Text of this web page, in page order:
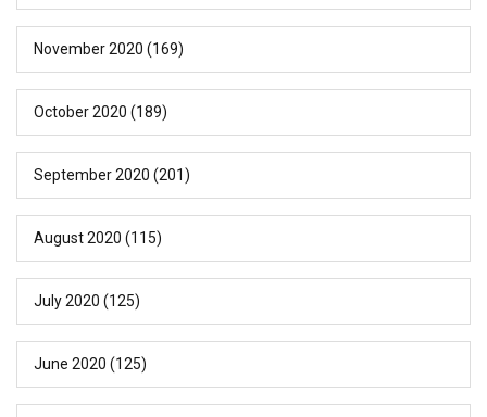
November 2020 (169)
October 2020 (189)
September 2020 (201)
August 2020 (115)
July 2020 (125)
June 2020 (125)